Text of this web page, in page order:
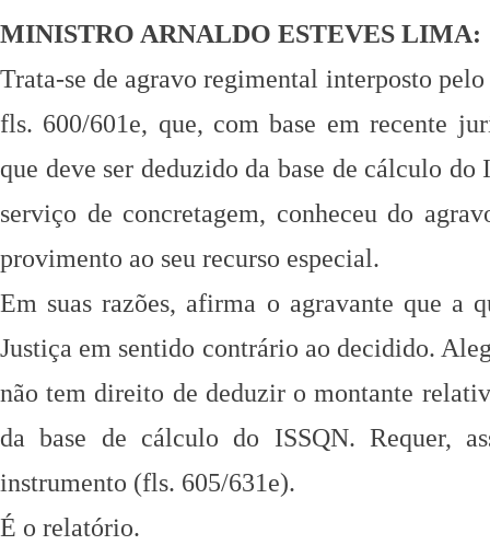
MINISTRO ARNALDO ESTEVES LIMA:
Trata-se de agravo regimental interposto
fls. 600/601e, que, com base em recente
que deve ser deduzido da base de cálculo
serviço de concretagem, conheceu do
provimento ao seu recurso especial.
Em suas razões, afirma o agravante que a
Justiça em sentido contrário ao decidido.
não tem direito de deduzir o montante
da base de cálculo do ISSQN. Requer,
instrumento (fls. 605/631e).
É o relatório.